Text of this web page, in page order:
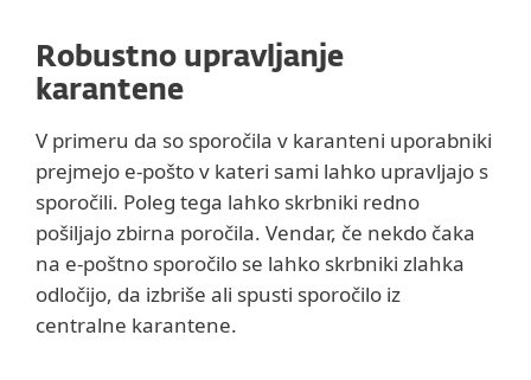
Robustno upravljanje
karantene
V primeru da so sporočila v karanteni uporabniki
prejmejo e-pošto v kateri sami lahko upravljajo s
sporočili. Poleg tega lahko skrbniki redno
pošiljajo zbirna poročila. Vendar, če nekdo čaka
na e-poštno sporočilo se lahko skrbniki zlahka
odločijo, da izbriše ali spusti sporočilo iz
centralne karantene.